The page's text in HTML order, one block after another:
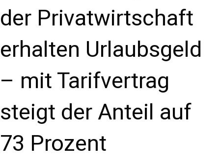
der Privatwirtschaft
erhalten Urlaubsgeld
– mit Tarifvertrag
steigt der Anteil auf
73 Prozent